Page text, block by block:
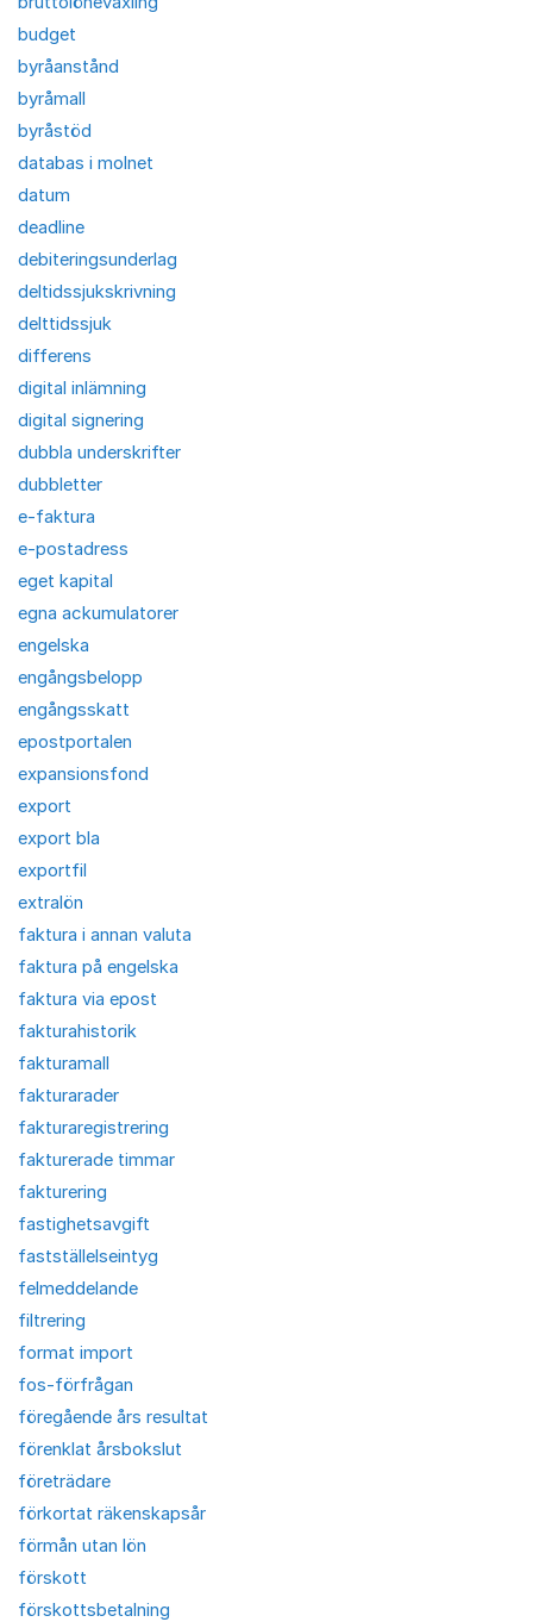
budget
byråanstånd
byråmall
byråstöd
databas i molnet
datum
deadline
debiteringsunderlag
deltidssjukskrivning
delttidssjuk
differens
digital inlämning
digital signering
dubbla underskrifter
dubbletter
e-faktura
e-postadress
eget kapital
egna ackumulatorer
engelska
engångsbelopp
engångsskatt
epostportalen
expansionsfond
export
export bla
exportfil
extralön
faktura i annan valuta
faktura på engelska
faktura via epost
fakturahistorik
fakturamall
fakturarader
fakturaregistrering
fakturerade timmar
fakturering
fastighetsavgift
fastställelseintyg
felmeddelande
filtrering
format import
fos-förfrågan
föregående års resultat
förenklat årsbokslut
företrädare
förkortat räkenskapsår
förmån utan lön
förskott
förskottsbetalning